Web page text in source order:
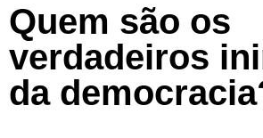
Quem são os
verdadeiros
da